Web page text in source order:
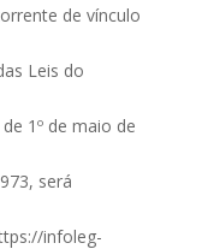
de vínculo
Leis do
1º de maio de
será
infoleg-